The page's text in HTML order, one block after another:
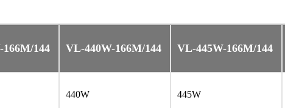
166M/144 VL-440W-166M/144 VL-445W-166M/144
440W 445W